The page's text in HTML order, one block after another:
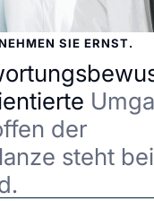
SIE ERNST.
der
steht